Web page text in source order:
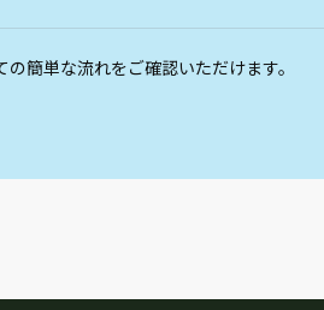
の簡単な流れをご確認いただけます。